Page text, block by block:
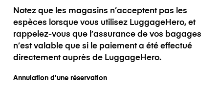
Notez que les magasins n’acceptent pas les
espèces lorsque vous utilisez LuggageHero, et
rappelez-vous que l’assurance de vos bagages
n’est valable que si le paiement a été effectué
directement auprès de LuggageHero.
Annulation d’une réservation